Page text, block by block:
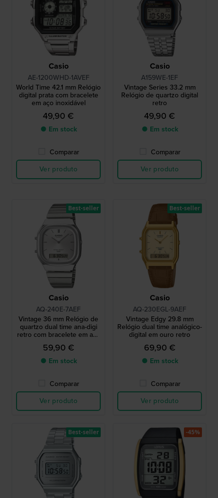
Casio
AE-1200WHD-1AVEF
World Time 42.1 mm Relógio
digital prata com bracelete
em aço inoxidável
49,90 €
● Em stock
Comparar
Ver produto
Casio
A159WE-1EF
Vintage Series 33.2 mm
Relógio de quartzo digital
retro
49,90 €
● Em stock
Comparar
Ver produto
Casio
AQ-240E-7AEF
Vintage 36 mm Relógio de
quartzo dual time ana-digi
retro com bracelete em aço
inoxidável
59,90 €
● Em stock
Comparar
Ver produto
Best-seller
Casio
AQ-230EGL-9AEF
Vintage Edgy 29.8 mm
Relógio dual time analógico-
digital em ouro retro
69,90 €
● Em stock
Comparar
Ver produto
Best-seller
Best-seller -45%